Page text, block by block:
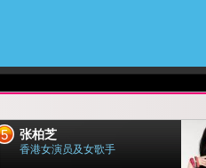
5 张柏芝
香港女演员及女歌手